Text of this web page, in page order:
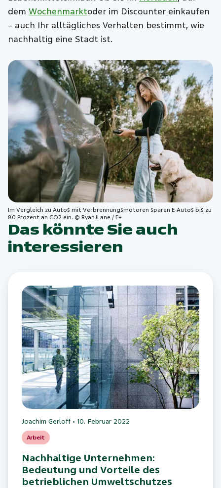
demWochenmarktoder im Discounter einkaufen
– auch Ihr alltägliches Verhalten bestimmt, wie
nachhaltig eine Stadt ist.
Im Vergleich zu Autos mit Verbrennungsmotoren sparen E-Autos bis zu
80 Prozent an CO2 ein. © RyanJLane / E+
Das könnte Sie auch
interessieren
Joachim Gerloff• 10. Februar 2022
Arbeit
Nachhaltige Unternehmen:
Bedeutung und Vorteile des
betrieblichen Umweltschutzes